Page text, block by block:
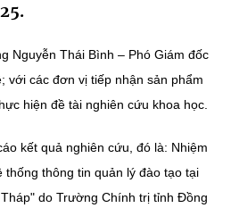
nghệ
Nguyễn Thái Bình – Phó Giám đốc
với các đơn vị tiếp nhận sản phẩm
hiện đề tài nghiên cứu khoa học.
kết quả nghiên cứu, đó là: Nhiệm
thông tin quản lý đào tạo tại
do Trường Chính trị tỉnh Đồng